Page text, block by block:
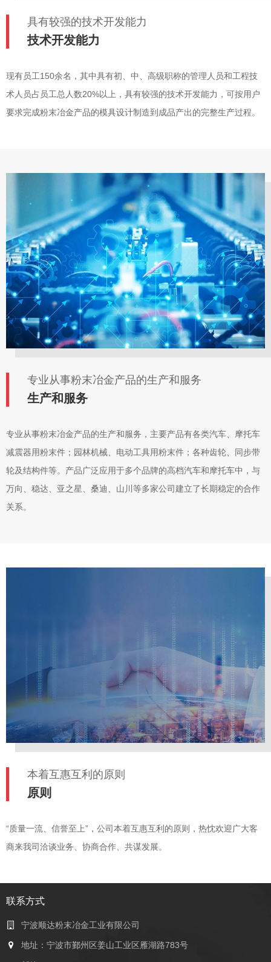
具有较强的技术开发能力
技术开发能力
现有员工150余名，其中具有初、中、高级职称的管理人员和工程技
术人员占员工总人数20%以上，具有较强的技术开发能力，可按用户
要求完成粉末冶金产品的模具设计制造到成品产出的完整生产过程。
专业从事粉末冶金产品的生产和服务
生产和服务
专业从事粉末冶金产品的生产和服务，主要产品有各类汽车、摩托车
减震器用粉末件；园林机械、电动工具用粉末件；各种齿轮、同步带
轮及结构件等。产品广泛应用于多个品牌的高档汽车和摩托车中，与
万向、稳达、亚之星、桑迪、山川等多家公司建立了长期稳定的合作
关系。
本着互惠互利的原则
原则
“质量一流、信誉至上”，公司本着互惠互利的原则，热忱欢迎广大客
商来我司洽谈业务、协商合作、共谋发展。
联系方式
宁波顺达粉末冶金工业有限公司
地址：宁波市鄞州区姜山工业区雁湖路783号